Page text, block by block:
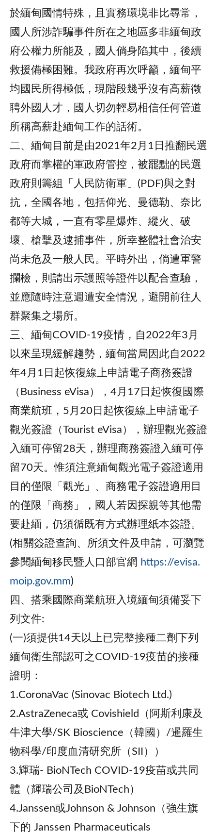
於緬甸國情特殊，且實務環境非比尋常，
國人所涉詐騙事件所在之地區多非緬甸政
府公權力所能及，國人倘身陷其中，後續
救援備極困難。我政府再次呼籲，緬甸平
均國民所得極低，現階段幾乎沒有高薪徵
聘外國人才，國人切勿輕易相信任何管道
所稱高薪赴緬甸工作的話術。
二、緬甸目前是由2021年2月1日推翻民選
政府而掌權的軍政府管控，被罷黜的民選
政府則籌組「人民防衛軍」(PDF)與之對
抗，全國各地，包括仰光、曼德勒、奈比
都等大城，一直有零星爆炸、縱火、破
壞、槍擊及逮捕事件，所幸整體社會治安
尚未危及一般人民。平時外出，倘遭軍警
攔檢，則請出示護照等證件以配合查驗，
並應隨時注意週遭安全情況，避開前往人
群聚集之場所。
三、緬甸COVID-19疫情，自2022年3月
以來呈現緩解趨勢，緬甸當局因此自2022
年4月1日起恢復線上申請電子商務簽證
（Business eVisa），4月17日起恢復國際
商業航班，5月20日起恢復線上申請電子
觀光簽證（Tourist eVisa），辦理觀光簽證
入緬可停留28天，辦理商務簽證入緬可停
留70天。惟須注意緬甸觀光電子簽證適用
目的僅限「觀光」、商務電子簽證適用目
的僅限「商務」，國人若因探親等其他需
要赴緬，仍須循既有方式辦理紙本簽證。
(相關簽證查詢、所須文件及申請，可瀏覽
參閱緬甸移民暨人口部官網 https://evisa.
moip.gov.mm)
四、搭乘國際商業航班入境緬甸須備妥下
列文件:
(一)須提供14天以上已完整接種二劑下列
緬甸衛生部認可之COVID-19疫苗的接種
證明：
1.CoronaVac (Sinovac Biotech Ltd.)
2.AstraZeneca或 Covishield（阿斯利康及
牛津大學/SK Bioscience（韓國）/暹羅生
物科學/印度血清研究所（SII））
3.輝瑞- BioNTech COVID-19疫苗或共同
體（輝瑞公司及BioNTech）
4.Janssen或Johnson & Johnson（強生旗
下的 Janssen Pharmaceuticals